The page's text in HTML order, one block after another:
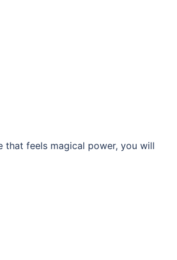
that feels magical power, you will